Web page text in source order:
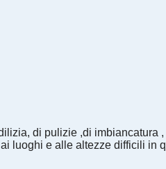
di pulizie ,di imbiancatura
luoghi e alle altezze difficili in